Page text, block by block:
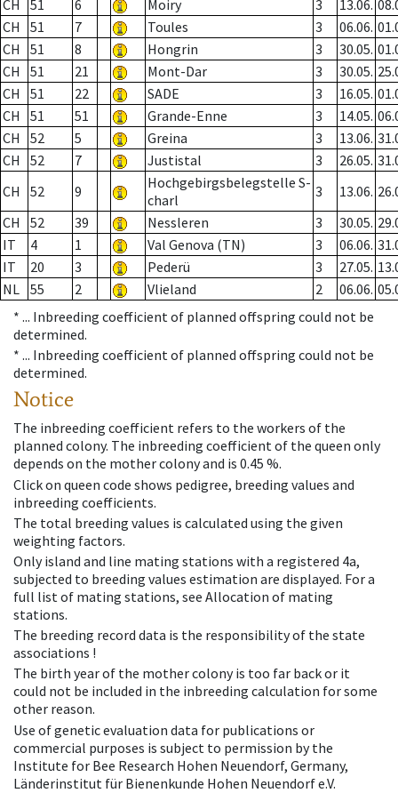
CH 51 6 Moiry 3 13.06.
CH
51 7 Toules 3 06.06.
CH
51 8 Hongrin 3 30.05.
CH
51 21 Mont-Dar 3 30.05.
CH
51 22 SADE 3 16.05.
CH
51 51 Grande-Enne 3 14.05.
CH
52 5 Greina 3 13.06.
CH
52 7 Justistal 3 26.05.
CH
52 9
Hochgebirgsbelegstelle S-
charl
3 13.06.
CH
52 39 Nessleren 3 30.05.
IT
4 1 Val Genova (TN) 3 06.06.
IT
20 3 Pederü 3 27.05.
NL 55 2 Vlieland 2 06.06.
* ... Inbreeding coefficient of planned offspring could not be
determined.
* ... Inbreeding coefficient of planned offspring could not be
determined.
Notice
The inbreeding coefficient refers to the workers of the
planned colony. The inbreeding coefficient of the queen only
depends on the mother colony and is 0.45 %.
Click on queen code shows pedigree, breeding values and
inbreeding coefficients.
The total breeding values is calculated using the given
weighting factors.
Only island and line mating stations with a registered 4a,
subjected to breeding values estimation are displayed. For a
full list of mating stations, see Allocation of mating
stations.
The breeding record data is the responsibility of the state
associations !
The birth year of the mother colony is too far back or it
could not be included in the inbreeding calculation for some
other reason.
Use of genetic evaluation data for publications or
commercial purposes is subject to permission by the
Institute for Bee Research Hohen Neuendorf, Germany,
Länderinstitut für Bienenkunde Hohen Neuendorf e.V.